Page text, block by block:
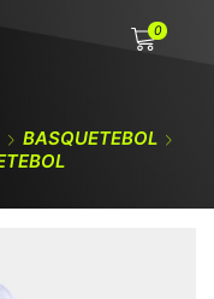
0
BASQUETEBOL